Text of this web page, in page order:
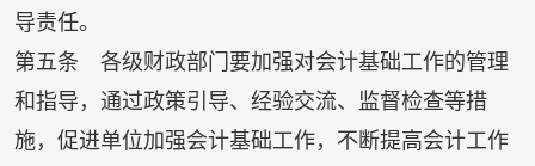
导责任。
第五条 各级财政部门要加强对会计基础工作的管理
和指导，通过政策引导、经验交流、监督检查等措
施，促进单位加强会计基础工作，不断提高会计工作